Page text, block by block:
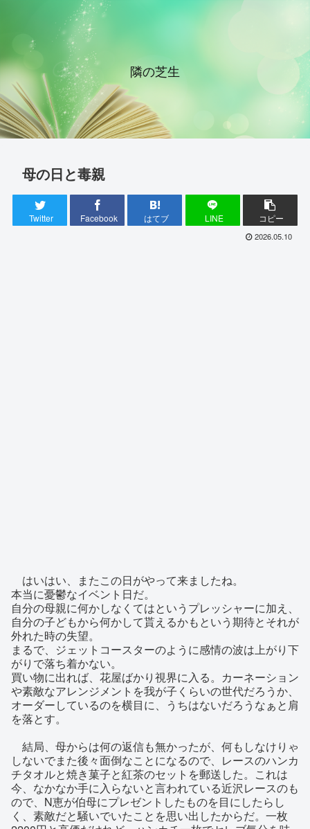
隣の芝生
母の日と毒親
Twitter Facebook はてブ LINE コピー
2026.05.10
はいはい、またこの日がやって来ましたね。
本当に憂鬱なイベント日だ。
自分の母親に何かしなくてはというプレッシャーに加え、
自分の子どもから何かして貰えるかもという期待とそれが
外れた時の失望。
まるで、ジェットコースターのように感情の波は上がり下
がりで落ち着かない。
買い物に出れば、花屋ばかり視界に入る。カーネーション
や素敵なアレンジメントを我が子くらいの世代だろうか、
オーダーしているのを横目に、うちはないだろうなぁと肩
を落とす。
結局、母からは何の返信も無かったが、何もしなけりゃ
しないでまた後々面倒なことになるので、レースのハンカ
チタオルと焼き菓子と紅茶のセットを郵送した。これは
今、なかなか手に入らないと言われている近沢レースのも
ので、N恵が伯母にプレゼントしたものを目にしたらし
く、素敵だと騒いでいたことを思い出したからだ。一枚